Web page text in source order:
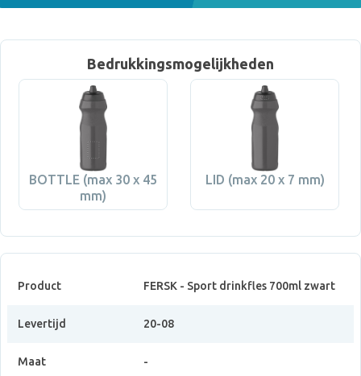
Bedrukkingsmogelijkheden
BOTTLE (max 30 x 45
mm)
LID (max 20 x 7 mm)
Product FERSK - Sport drinkfles 700ml zwart
Levertijd 20-08
Maat -